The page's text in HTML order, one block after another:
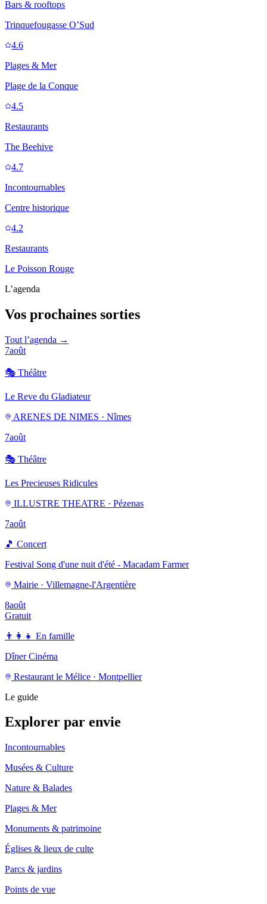
Bars & rooftops
Trinquefougasse O’Sud
4.6
Plages & Mer
Plage de la Conque
4.5
Restaurants
The Beehive
4.7
Incontournables
Centre historique
4.2
Restaurants
Le Poisson Rouge
L’agenda
Vos prochaines sorties
Tout l’agenda →
7août
🎭 Théâtre
Le Reve du Gladiateur
ARENES DE NIMES · Nîmes
7août
🎭 Théâtre
Les Precieuses Ridicules
ILLUSTRE THEATRE · Pézenas
7août
🎵 Concert
Festival Song d'une nuit d'été - Macadam Farmer
Mairie · Villemagne-l'Argentière
8août
Gratuit
👨‍👩‍👧 En famille
Dîner Cinéma
Restaurant le Mélice · Montpellier
Le guide
Explorer par envie
Incontournables
Musées & Culture
Nature & Balades
Plages & Mer
Monuments & patrimoine
Églises & lieux de culte
Parcs & jardins
Points de vue